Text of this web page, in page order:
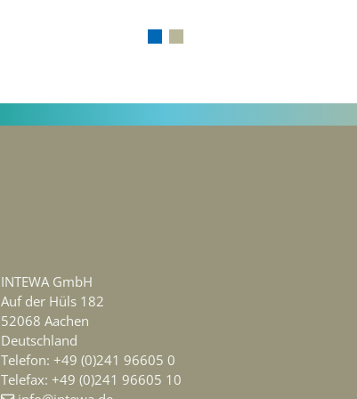
INTEWA GmbH
Auf der Hüls 182
52068 Aachen
Deutschland
Telefon: +49 (0)241 96605 0
Telefax: +49 (0)241 96605 10